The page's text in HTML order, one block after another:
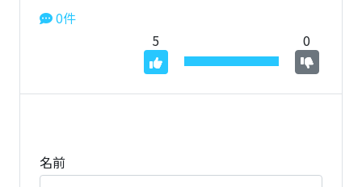
0件
5
0
名前